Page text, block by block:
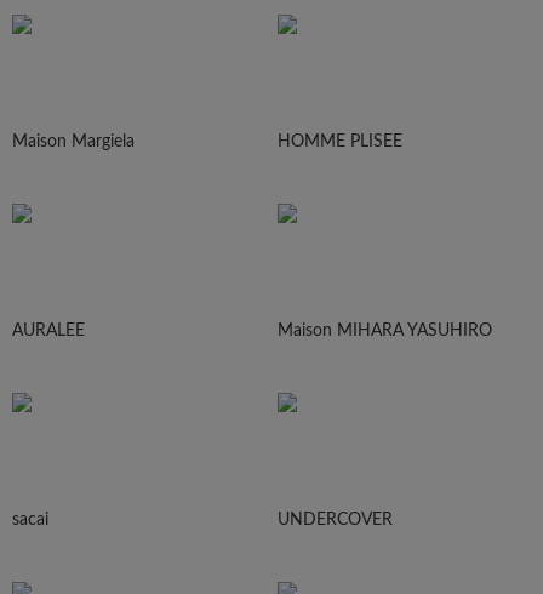
Maison Margiela HOMME PLISEE
AURALEE Maison MIHARA YASUHIRO
sacai UNDERCOVER